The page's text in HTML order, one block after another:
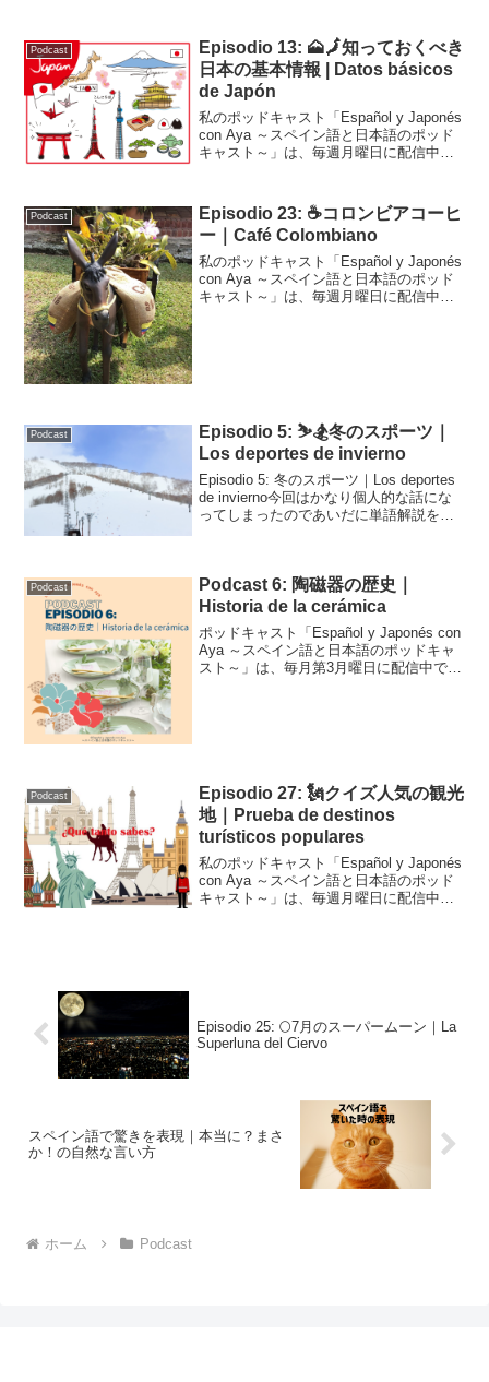
Podcast
Episodio 13: 🗻🗾知っておくべき
日本の基本情報 | Datos básicos
de Japón
私のポッドキャスト「Español y Japonés
con Aya ～スペイン語と日本語のポッド
キャスト～」は、毎週月曜日に配信中で
ました。ここだけの話、まだまだ編集...
Podcast
Episodio 23: ☕コロンビアコーヒ
ー｜Café Colombiano
私のポッドキャスト「Español y Japonés
con Aya ～スペイン語と日本語のポッド
キャスト～」は、毎週月曜日に配信中で
Podcast
Episodio 5: ⛷🏂冬のスポーツ｜
Los deportes de invierno
Episodio 5: 冬のスポーツ｜Los deportes
de invierno今回はかなり個人的な話にな
ってしまったのであいだに単語解説を挟
Podcast
Podcast 6: 陶磁器の歴史｜
Historia de la cerámica
ポッドキャスト「Español y Japonés con
Aya ～スペイン語と日本語のポッドキャ
スト～」は、毎月第3月曜日に配信中で
Podcast
Episodio 27: 🗽クイズ人気の観光
地｜Prueba de destinos
turísticos populares
私のポッドキャスト「Español y Japonés
con Aya ～スペイン語と日本語のポッド
キャスト～」は、毎週月曜日に配信中で
Episodio 25: 🌕7月のスーパームーン｜La
Superluna del Ciervo
スペイン語で驚きを表現｜本当に？まさ
か！の自然な言い方
ホーム Podcast